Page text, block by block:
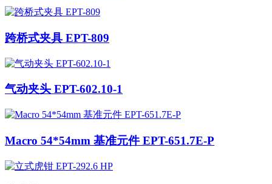
跨桥式夹具 EPT-809
气动夹头 EPT-602.10-1
Macro 54*54mm 基准元件 EPT-651.7E-P